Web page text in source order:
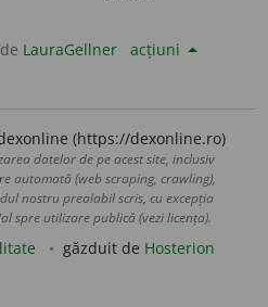
LauraGellner acțiuni
(https://dexonline.ro)
datelor de pe acest site, inclusiv
automată (web scraping, crawling),
nostru prealabil scris, cu excepția
spre utilizare publică (vezi licența).
găzduit de Hosterion